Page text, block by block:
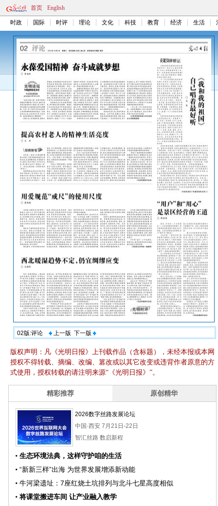
首页 English
时政 国际 时评 理论 文化 科技 教育 经济 生活
02版:评论 上一版 下一版
版权声明：凡《光明日报》上刊载作品（含标题），未经本报或本网
授权不得转载、摘编、改编、篡改或以其它改变或违背作者原意的方
式使用，授权转载的请注明来源“《光明日报》”。